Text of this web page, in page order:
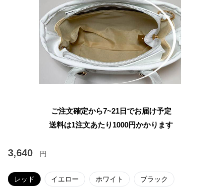
ご注文確定から7~21日でお届け予定
送料は1注文あたり 1000円かかります
3,640 円
レッド イエロー ホワイト ブラック